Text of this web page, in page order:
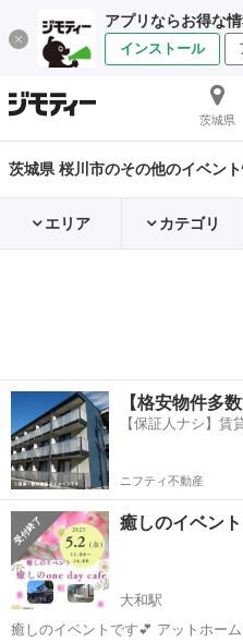
アプリならお得な
インストール
茨城県
茨城県 桜川市のその他のイベン
エリア カテゴリ
【格安物件多
【保証人ナシ】賃
ニフティ不動産
癒しのイベン
大和駅
癒しのイベントです💕 アットホームなほっこりゆったりできるお時間